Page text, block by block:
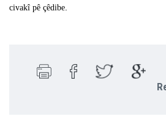
civakî pê çêdibe